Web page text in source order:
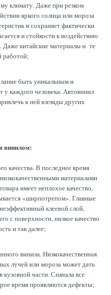
климату. Даже при резком
яркого солнца или мороза
и сохраняет фактически
и стойкости к воздействию
Даже китайские материалы и те
работой;
быть уникальным и
каждого человека. Автовинил
к ней взгляды других
винилом:
качества. В последнее время
материалами
имеет неплохое качество,
«ширпотрепом». Главные
клеевой слой,
с поверхности, низкое качество
и так далее;
винила. Низкокачественная
лучей или мороза может дать
кузовной части. Сначала все
время проявляются дефекты;